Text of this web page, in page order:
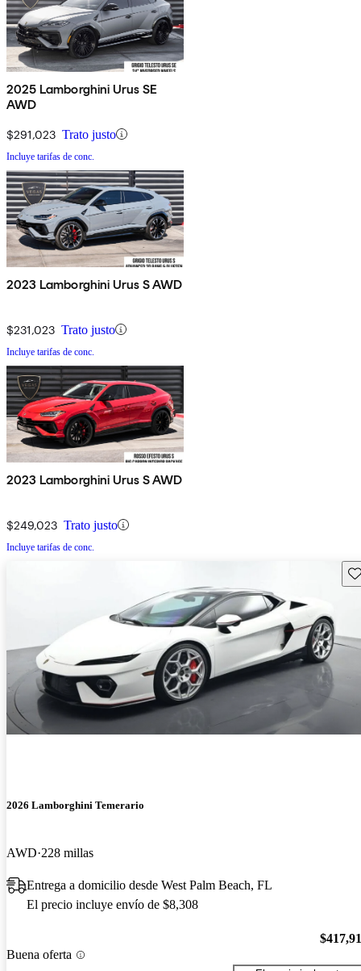
2025 Lamborghini Urus SE
AWD
$291,023 Trato justo
Incluye tarifas de conc.
2023 Lamborghini Urus S AWD
$231,023 Trato justo
Incluye tarifas de conc.
2023 Lamborghini Urus S AWD
$249,023 Trato justo
Incluye tarifas de conc.
2026 Lamborghini Temerario
AWD 228 millas
Entrega a domicilio desde West Palm Beach, FL
El precio incluye envío de $8,308
Buena oferta